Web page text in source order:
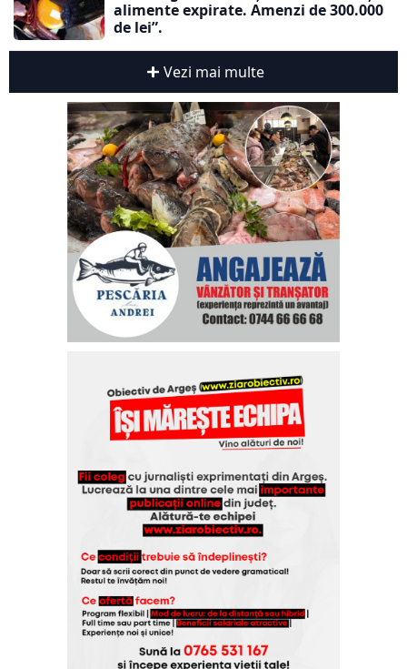
alimente expirate. Amenzi de 300.000
de lei”.
Vezi mai multe